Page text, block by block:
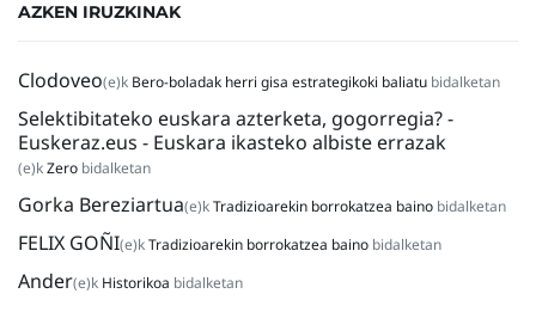
AZKEN IRUZKINAK
Clodoveo(e)k Bero-boladak herri gisa estrategikoki baliatu bidalketan
Selektibitateko euskara azterketa, gogorregia? -
Euskeraz.eus - Euskara ikasteko albiste errazak
(e)kZero bidalketan
Gorka Bereziartua(e)kTradizioarekin borrokatzea baino bidalketan
FELIX GOÑI(e)kTradizioarekin borrokatzea baino bidalketan
Ander(e)k Historikoa bidalketan